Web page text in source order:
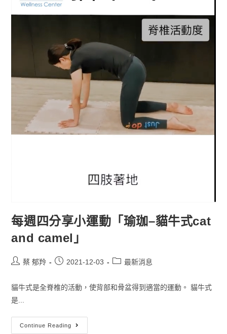
每週四分享小運動「瑜珈–貓牛式cat
and camel」
蔡 郁羚 2021-12-03 最新消息
貓牛式是全脊椎的活動，使背部和骨盆得到適當的運動。 貓牛式
是...
Continue Reading